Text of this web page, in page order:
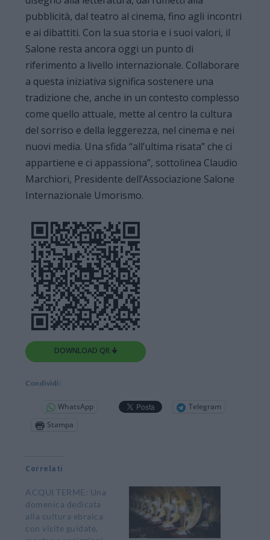
pubblicità, dal teatro al cinema, fino agli incontri
e ai dibattiti. Con la sua storia e i suoi valori, il
Salone resta ancora oggi un punto di
riferimento a livello internazionale. Collaborare
a questa iniziativa significa sostenere una
tradizione che, anche in un contesto complesso
come quello attuale, mette al centro la cultura
del sorriso e della leggerezza, nel cinema e nei
nuovi media. Una sfida “all’ultima risata” che ci
appartiene e ci appassiona”, sottolinea Claudio
Marchiori, Presidente dell’Associazione Salone
Internazionale Umorismo.
DOWNLOAD QR 🠋
Condividi:
WhatsApp
Telegram
Stampa
Correlati
ACQUI TERME: Una
domenica dedicata
alla cultura ebraica
con visite guidate,